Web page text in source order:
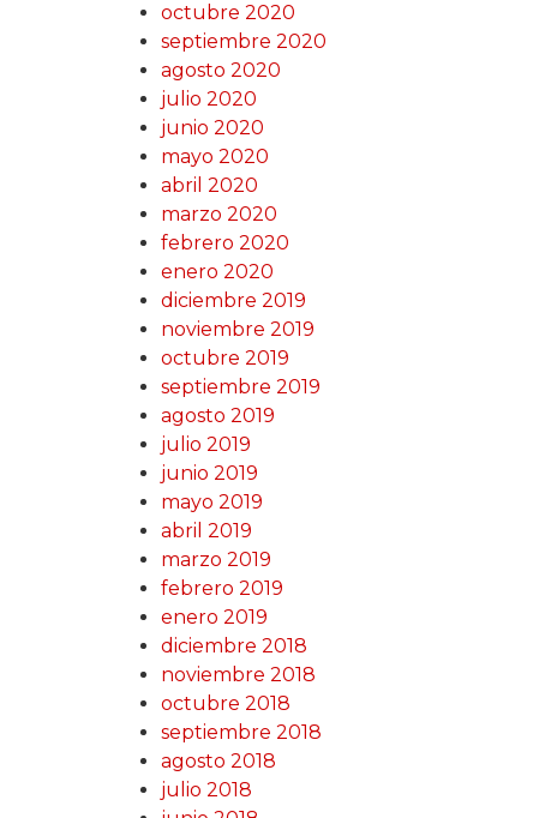
octubre 2020
septiembre 2020
agosto 2020
julio 2020
junio 2020
mayo 2020
abril 2020
marzo 2020
febrero 2020
enero 2020
diciembre 2019
noviembre 2019
octubre 2019
septiembre 2019
agosto 2019
julio 2019
junio 2019
mayo 2019
abril 2019
marzo 2019
febrero 2019
enero 2019
diciembre 2018
noviembre 2018
octubre 2018
septiembre 2018
agosto 2018
julio 2018